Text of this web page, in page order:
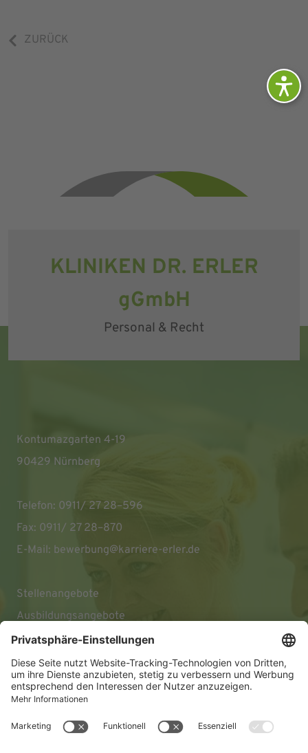
ZURÜCK
KLINIKEN DR. ERLER
gGmbH
Personal & Recht
Kontumazgarten 4-19
90429 Nürnberg
Telefon: 0911/ 27 28–596
Fax: 0911/ 27 28–870
E-Mail: bewerbung@karriere-erler.de
Stellenangebote
Ausbildungsangebote
Impressum
Datenschutz
Barrierefreiheitserklärung